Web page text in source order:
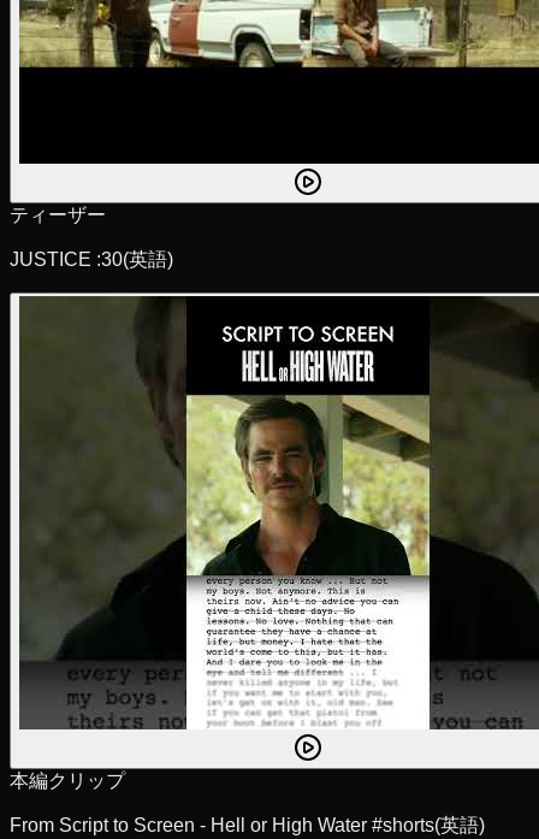
ティーザー
JUSTICE :30(英語)
本編クリップ
From Script to Screen - Hell or High Water #shorts(英語)